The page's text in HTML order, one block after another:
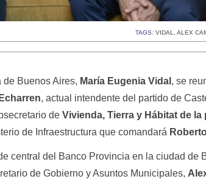
TAGS:VIDAL ,ALEX
de Buenos Aires, María Eugenia Vidal , se
, actual intendente del partido de
deVivienda, Tierra y Hábitat de
de Infraestructura que comandará
central del Banco Provincia en la ciudad de
de Gobierno y Asuntos Municipales,